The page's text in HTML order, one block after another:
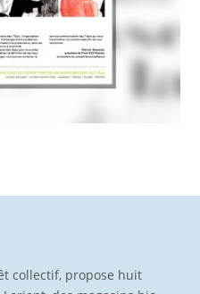
collectif, propose huit